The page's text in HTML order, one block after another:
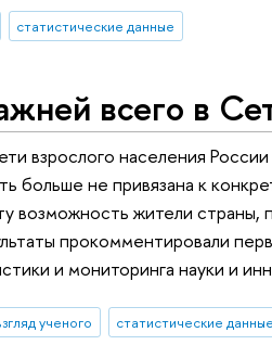
статистические данные
всего в
взрослого населения
больше не привязана к
возможность жители
прокомментировали
и мониторинга науки и
ученого статистические данные